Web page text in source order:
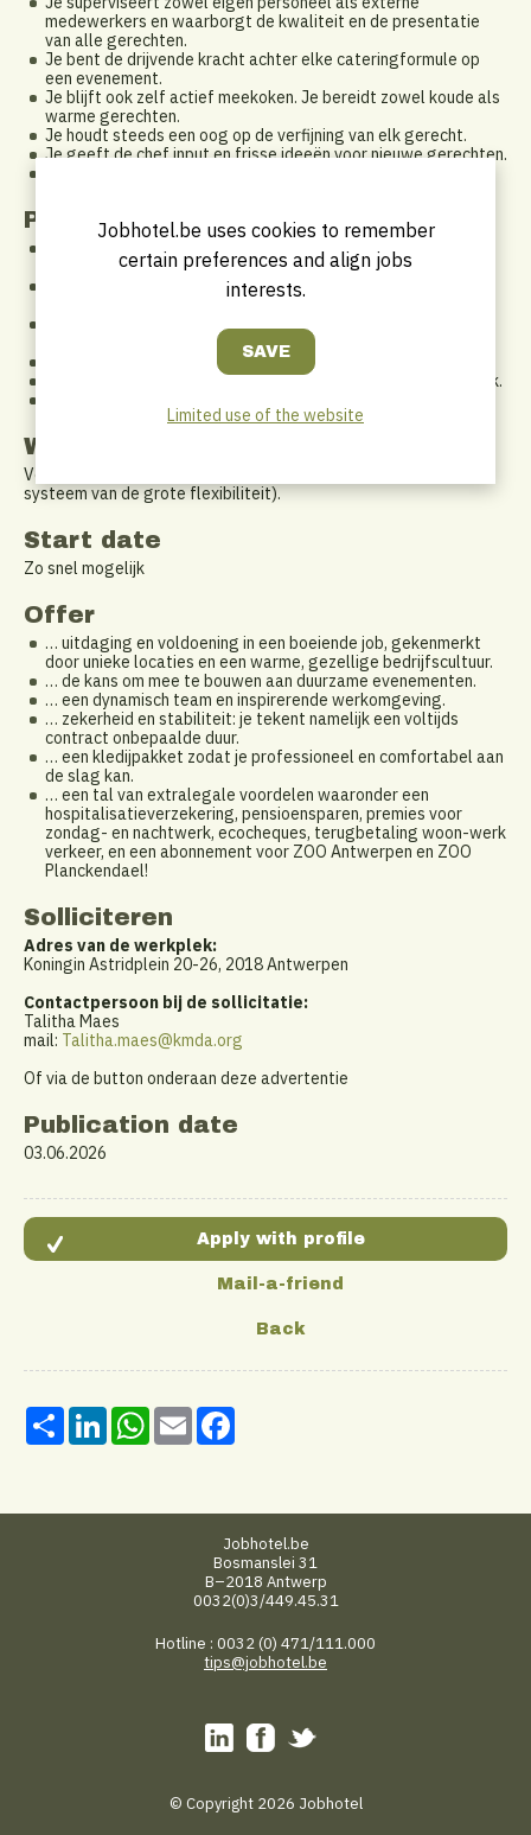
medewerkers en waarborgt de kwaliteit en de presentatie
van alle gerechten.
Je bent de drijvende kracht achter elke cateringformule op
een evenement.
Je blijft ook zelf actief meekoken. Je bereidt zowel koude als
warme gerechten.
Je houdt steeds een oog op de verfijning van elk gerecht.
Je geeft de chef input en frisse ideeën voor nieuwe gerechten.
Profile
… relevante ervaring als kok in een event-, banquet- of
cateringomgeving.
… ervaring in het coördineren en motiveren van personeel. Je
… sterke organisatorische vaardigheden en
… creativiteit en een passie voor gastronomie.
… flexibiliteit en geen probleem met weekend- en avondwerk.
Work Schedule
Voltijds variabel (38u/week verdeeld over 5 dagen volgens het
systeem van de grote flexibiliteit).
Start date
Zo snel mogelijk
Offer
… uitdaging en voldoening in een boeiende job, gekenmerkt
door unieke locaties en een warme, gezellige bedrijfscultuur.
… de kans om mee te bouwen aan duurzame evenementen.
… een dynamisch team en inspirerende werkomgeving.
… zekerheid en stabiliteit: je tekent namelijk een voltijds
contract onbepaalde duur.
… een kledijpakket zodat je professioneel en comfortabel aan
de slag kan.
… een tal van extralegale voordelen waaronder een
hospitalisatieverzekering, pensioensparen, premies voor
zondag- en nachtwerk, ecocheques, terugbetaling woon-werk
verkeer, en een abonnement voor ZOO Antwerpen en ZOO
Planckendael!
Solliciteren
Adres van de werkplek:
Koningin Astridplein 20-26, 2018 Antwerpen
Contactpersoon bij de sollicitatie:
Talitha Maes
mail: Talitha.maes@kmda.org
Of via de button onderaan deze advertentie
Publication date
03.06.2026
Share LinkedInWhatsApp
Email
Jobhotel.be
Bosmanslei 31
B–2018 Antwerp
0032(0)3/449.45.31
Hotline : 0032 (0) 471/111.000
tips@jobhotel.be
© Copyright 2026 Jobhotel
Jobhotel.be uses cookies to remember
certain preferences and align jobs
interests.
Limited use of the website